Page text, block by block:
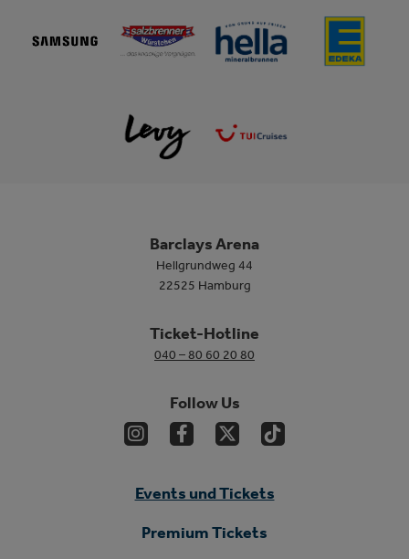
Barclays Arena
Hellgrundweg 44
22525 Hamburg
Ticket-Hotline
040 – 80 60 20 80
Follow Us
Events und Tickets
Premium Tickets